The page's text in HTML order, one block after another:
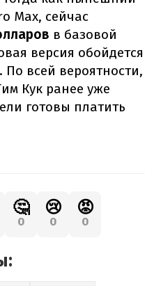
Max, сейчас
в базовой
версия обойдется
всей вероятности,
Кук ранее уже
готовы платить
🤔
0
😢
0
😡
0